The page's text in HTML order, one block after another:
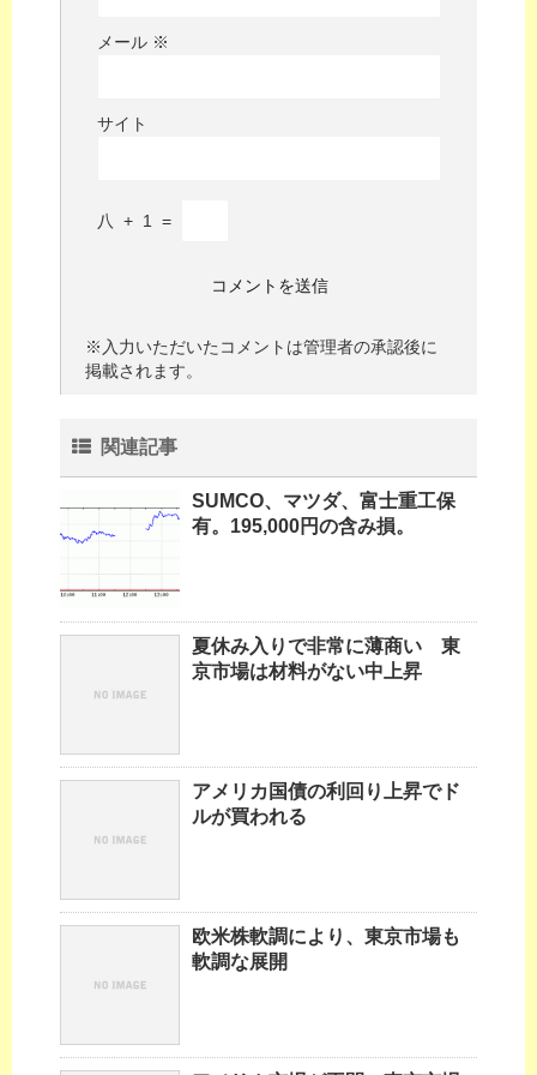
メール ※
サイト
八 + 1 =
※入力いただいたコメントは管理者の承認後に
掲載されます。
関連記事
SUMCO、マツダ、富士重工保
有。195,000円の含み損。
夏休み入りで非常に薄商い 東
京市場は材料がない中上昇
アメリカ国債の利回り上昇でド
ルが買われる
欧米株軟調により、東京市場も
軟調な展開